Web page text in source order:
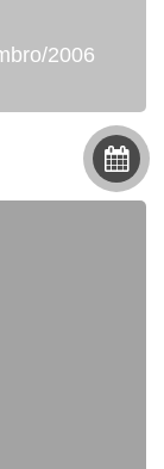
2006